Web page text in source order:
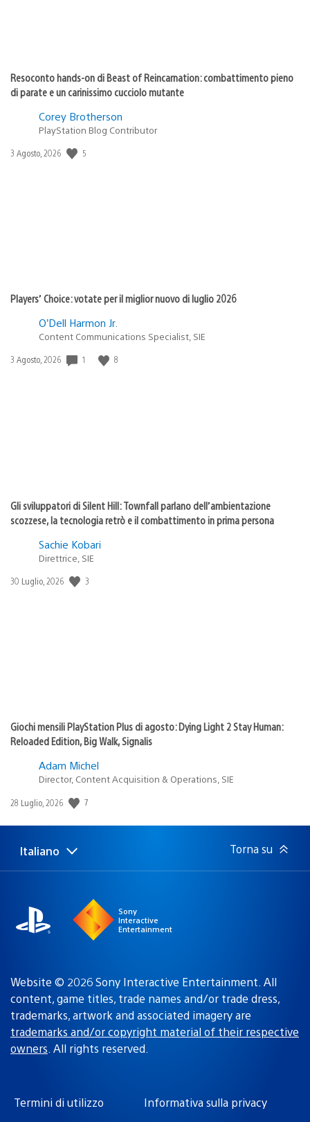
Resoconto hands-on di Beast of Reincarnation: combattimento pieno
di parate e un carinissimo cucciolo mutante
Corey Brotherson
PlayStation Blog Contributor
Data
3 Agosto, 2026 5
Players’ Choice: votate per il miglior nuovo di luglio 2026
O’Dell Harmon Jr.
Content Communications Specialist, SIE
Data
3 Agosto, 2026 1 8
Gli sviluppatori di Silent Hill: Townfall parlano dell’ambientazione
scozzese, la tecnologia retrò e il combattimento in prima persona
Sachie Kobari
Direttrice, SIE
Data
30 Luglio, 2026 3
Giochi mensili PlayStation Plus di agosto: Dying Light 2 Stay Human:
Reloaded Edition, Big Walk, Signalis
Adam Michel
Director, Content Acquisition & Operations, SIE
Data
pubblicazione:
28 Luglio, 2026 7
Seleziona
Regione
Italiano Torna su
Sony
Interactive
Entertainment
Website © 2026 Sony Interactive Entertainment. All
content, game titles, trade names and/or trade dress,
trademarks, artwork and associated imagery are
trademarks and/or copyright material of their respective
owners. All rights reserved.
Termini di utilizzo
Informativa sulla privacy